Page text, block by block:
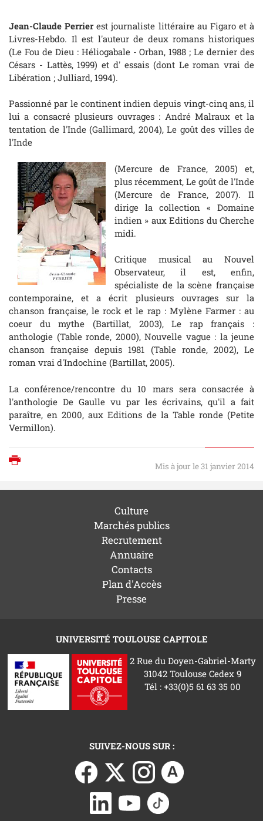
Jean-Claude Perrierest journaliste littéraire au Figaroet à
Livres-Hebdo. Il est l'auteur de deux romans historiques
(Le Fou de Dieu : Héliogabale- Orban, 1988 ;Le dernier des
Césars - Lattès, 1999) et d' essais (dont Le roman vrai de
Libération ; Julliard, 1994).
Passionné par le continent indien depuis vingt-cinq ans, il
lui a consacré plusieurs ouvrages : André Malraux et la
tentation de l'Inde(Gallimard, 2004),Le goût des villes de
l'Inde
(Mercure de France, 2005) et,
plus récemment, Le goût de l'Inde
(Mercure de France, 2007). Il
dirige la collection « Domaine
indien » aux Editions du Cherche
midi.
Critique musical au Nouvel
Observateur, il est, enfin,
spécialiste de la scène française
contemporaine, et a écrit plusieurs ouvrages sur la
chanson française, le rock et le rap : Mylène Farmer : au
coeur du mythe (Bartillat, 2003),Le rap français :
anthologie (Table ronde, 2000), Nouvelle vague : la jeune
chanson française depuis 1981 (Table ronde, 2002),Le
roman vrai d'Indochine (Bartillat, 2005).
La conférence/rencontre du 10 mars sera consacrée à
l'anthologie De Gaulle vu par les écrivains, qu'il a fait
paraître, en 2000, aux Editions de la Table ronde (Petite
Vermillon).
Mis à jour le 31 janvier 2014
Culture
Marchés publics
Recrutement
Annuaire
Contacts
Plan d'Accès
Presse
UNIVERSITÉ TOULOUSE CAPITOLE
2 Rue du Doyen-Gabriel-Marty
31042 Toulouse Cedex 9
Tél : +33(0)5 61 63 35 00
SUIVEZ-NOUS SUR :